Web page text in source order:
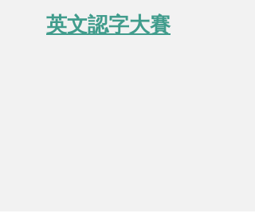
英文​認字大賽